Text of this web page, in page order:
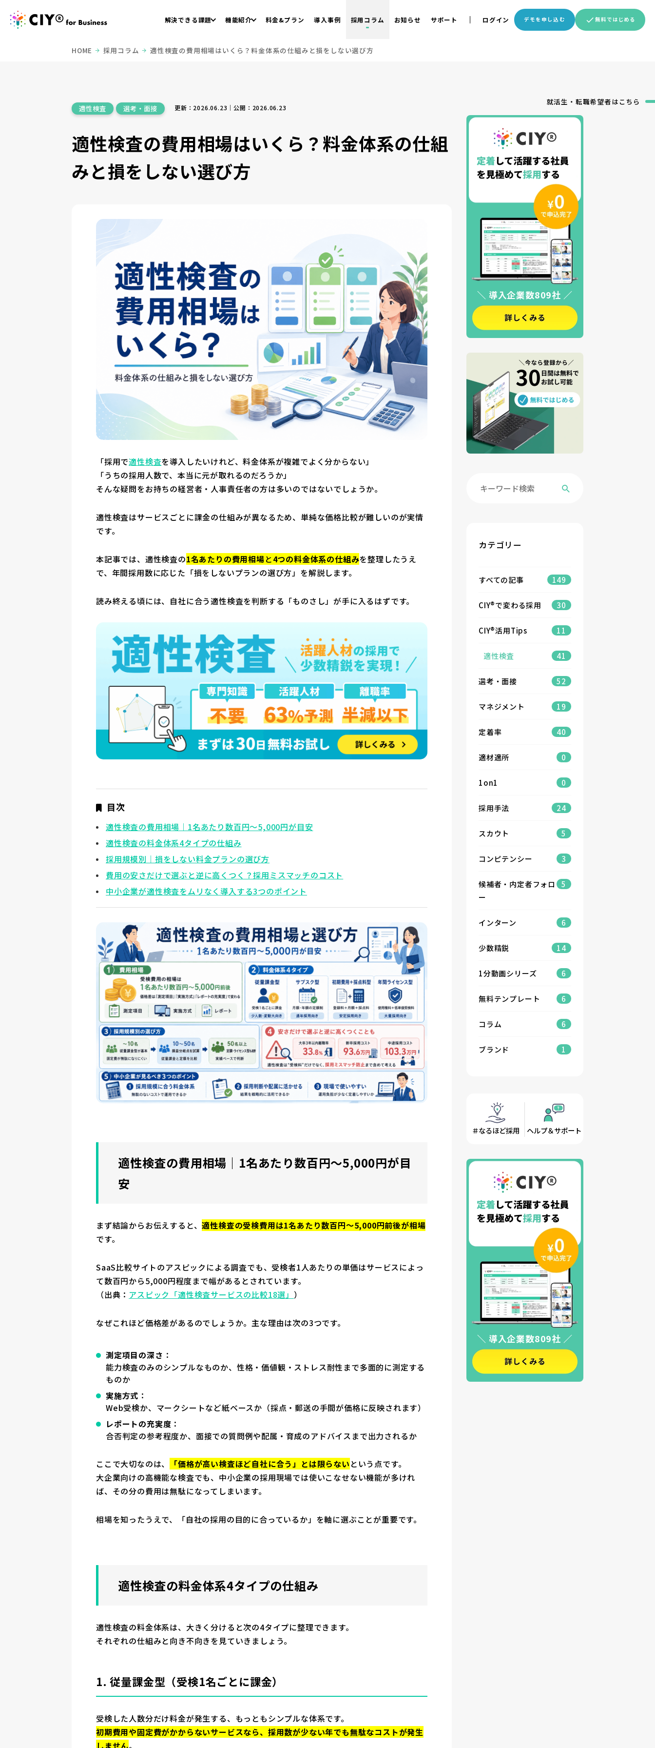
解決できる課題 機能紹介 料金&プラン 導入事例 採用コラム お知らせ サポート ログイン デモを申し込む 無料ではじめる
HOME 採用コラム 適性検査の費用相場はいくら？料金体系の仕組みと損をしない選び方
就活生・転職希望者はこちら
適性検査 選考・面接 更新：2026.06.23｜公開：2026.06.23
適性検査の費用相場はいくら？料金体系の仕組
みと損をしない選び方
「採用で適性検査を導入したいけれど、料金体系が複雑でよく分からない」
「うちの採用人数で、本当に元が取れるのだろうか」
そんな疑問をお持ちの経営者・人事責任者の方は多いのではないでしょうか。
適性検査はサービスごとに課金の仕組みが異なるため、単純な価格比較が難しいのが実情
です。
本記事では、適性検査の1名あたりの費用相場と4つの料金体系の仕組みを整理したうえ
で、年間採用数に応じた「損をしないプランの選び方」を解説します。
読み終える頃には、自社に合う適性検査を判断する「ものさし」が手に入るはずです。
目次
適性検査の費用相場｜1名あたり数百円〜5,000円が目安
適性検査の料金体系4タイプの仕組み
採用規模別｜損をしない料金プランの選び方
費用の安さだけで選ぶと逆に高くつく？採用ミスマッチのコスト
中小企業が適性検査をムリなく導入する3つのポイント
適性検査の費用相場｜1名あたり数百円〜5,000円が目
安
まず結論からお伝えすると、適性検査の受検費用は1名あたり数百円〜5,000円前後が相場
です。
SaaS比較サイトのアスピックによる調査でも、受検者1人あたりの単価はサービスによっ
て数百円から5,000円程度まで幅があるとされています。
（出典： アスピック「適性検査サービスの比較18選」 ）
なぜこれほど価格差があるのでしょうか。主な理由は次の3つです。
測定項目の深さ ：
能力検査のみのシンプルなものか、性格・価値観・ストレス耐性まで多面的に測定する
ものか
実施方式 ：
Web受検か、マークシートなど紙ベースか（採点・郵送の手間が価格に反映されます）
レポートの充実度 ：
合否判定の参考程度か、面接での質問例や配属・育成のアドバイスまで出力されるか
ここで大切なのは、 「価格が高い検査ほど自社に合う」とは限らない という点です。
大企業向けの高機能な検査でも、中小企業の採用現場では使いこなせない機能が多けれ
ば、その分の費用は無駄になってしまいます。
相場を知ったうえで、「自社の採用の目的に合っているか」を軸に選ぶことが重要です。
適性検査の料金体系4タイプの仕組み
適性検査の料金体系は、大きく分けると次の4タイプに整理できます。
それぞれの仕組みと向き不向きを見ていきましょう。
1. 従量課金型（受検1名ごとに課金）
受検した人数分だけ料金が発生する、もっともシンプルな体系です。
初期費用や固定費がかからないサービスなら、採用数が少ない年でも無駄なコストが発生
しません。
＼ 導入企業数809社 ／
カテゴリー
すべての記事 149
CIY®で変わる採用 30
CIY®活用Tips 11
適性検査 41
選考・面接 52
マネジメント 19
定着率 40
適材適所 0
1on1 0
採用手法 24
スカウト 5
コンピテンシー 3
候補者・内定者フォロ
ー
5
インターン 6
少数精鋭 14
1分動画シリーズ 6
無料テンプレート 6
コラム 6
ブランド 1
＃なるほど採用 ヘルプ＆サポート
＼ 導入企業数809社 ／